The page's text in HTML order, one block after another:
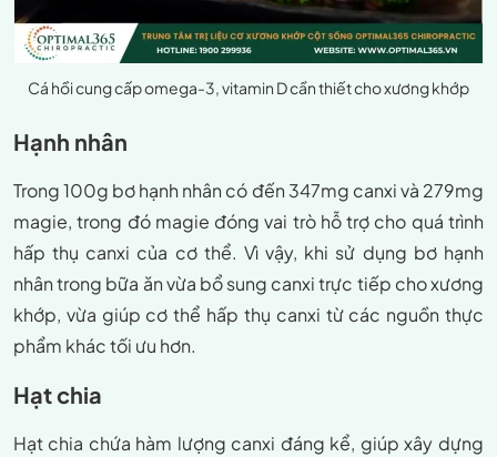
Cá hồi cung cấp omega-3, vitamin D cần thiết cho xương khớp
Hạnh nhân
Trong 100g bơ hạnh nhân có đến 347mg canxi và 279mg
magie, trong đó magie đóng vai trò hỗ trợ cho quá trình
hấp thụ canxi của cơ thể. Vì vậy, khi sử dụng bơ hạnh
nhân trong bữa ăn vừa bổ sung canxi trực tiếp cho xương
khớp, vừa giúp cơ thể hấp thụ canxi từ các nguồn thực
phẩm khác tối ưu hơn.
Hạt chia
Hạt chia chứa hàm lượng canxi đáng kể, giúp xây dựng